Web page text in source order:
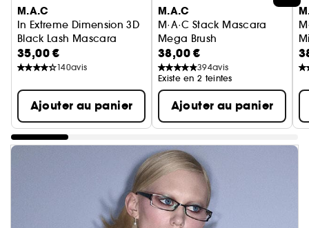
M.A.C
In Extreme Dimension 3D
Black Lash Mascara
Mascara 3D
35,00 €
140avis
Ajouter au panier
M.A.C
M·A·C Stack Mascara
Mega Brush
Mascara Volume et Longueur
38,00 €
394avis
Existe en 2 teintes
Ajouter au panier